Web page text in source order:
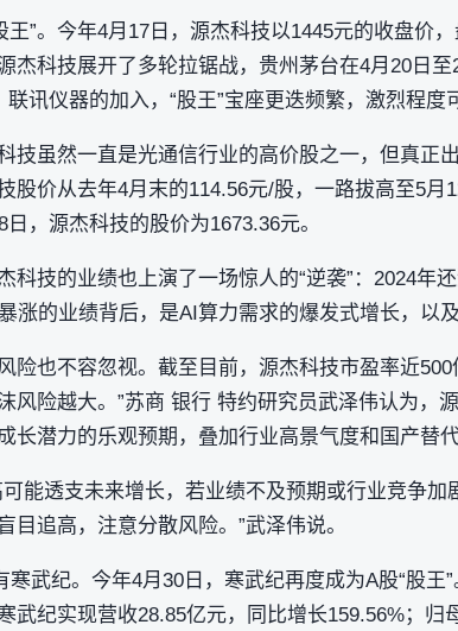
王”。今年4月17日，源杰科技以1445元的收盘价
杰科技展开了多轮拉锯战，贵州茅台在4月20日
讯仪器的加入，“股王”宝座更迭频繁，激烈程度
技虽然一直是光通信行业的高价股之一，但真正
股价从去年4月末的114.56元/股，一路拔高至5
，源杰科技的股价为1673.36元。
科技的业绩也上演了一场惊人的“逆袭”：2024年
涨的业绩背后，是AI算力需求的爆发式增长，以
险也不容忽视。截至目前，源杰科技市盈率近
风险越大。”苏商 银行 特约研究员武泽伟认为，
长潜力的乐观预期，叠加行业高景气度和国产替代
能透支未来增长，若业绩不及预期或行业竞争
目追高，注意分散风险。”武泽伟说。
寒武纪。今年4月30日，寒武纪再度成为A股“股
武纪实现营收28.85亿元，同比增长159.56%；归